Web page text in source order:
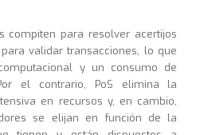
compiten para resolver acertijos
validar transacciones, lo que
y un consumo de
el contrario, PoS elimina la
en recursos y, en cambio,
se elijan en función de la